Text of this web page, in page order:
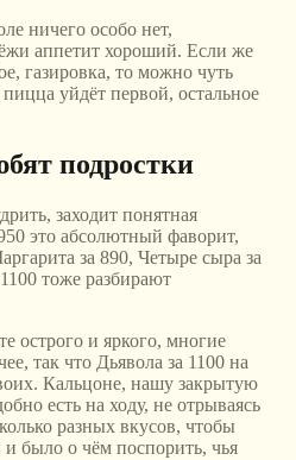
ничего особо нет,
аппетит хороший. Если же
газировка, то можно чуть
уйдёт первой, остальное
подростки
заходит понятная
это абсолютный фаворит,
за 890, Четыре сыра за
тоже разбирают
острого и яркого, многие
так что Дьявола за 1100 на
Кальцоне, нашу закрытую
есть на ходу, не отрываясь
разных вкусов, чтобы
было о чём поспорить, чья